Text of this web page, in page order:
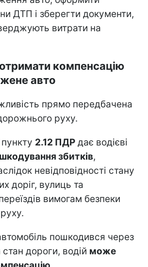
ДТП і зберегти документи,
витрати на
компенсацію
авто
прямо передбачена
руху.
2.12 ПДР дає водієві
збитків,
невідповідності стану
доріг, вулиць та
вимогам безпеки
пошкодився через
дороги, водій може